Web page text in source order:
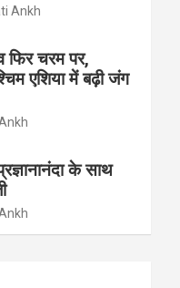
Ankh
फिर चरम पर,
एशिया में बढ़ी जंग
के साथ